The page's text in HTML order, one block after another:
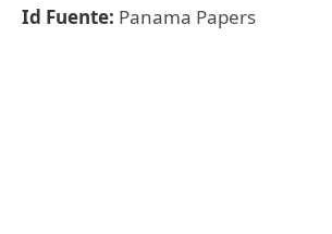
Id Fuente: Panama Papers